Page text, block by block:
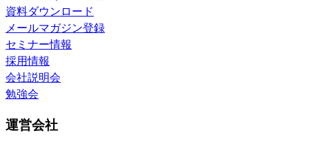
資料ダウンロード
メールマガジン登録
セミナー情報
採用情報
会社説明会
勉強会
運営会社